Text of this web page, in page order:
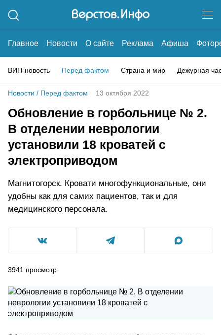
Главное Новости О сайте Реклама Афиша
ВИП-новость Перед фактом Страна и мир Дежурная
Новости / Перед фактом 13 октября 2022
Обновление в горбольнице № 2.
В отделении неврологии
установили 18 кроватей с
электроприводом
Магнитогорск. Кровати многофункциональные, они
удобны как для самих пациентов, так и для
медицинского персонала.
3941 просмотр